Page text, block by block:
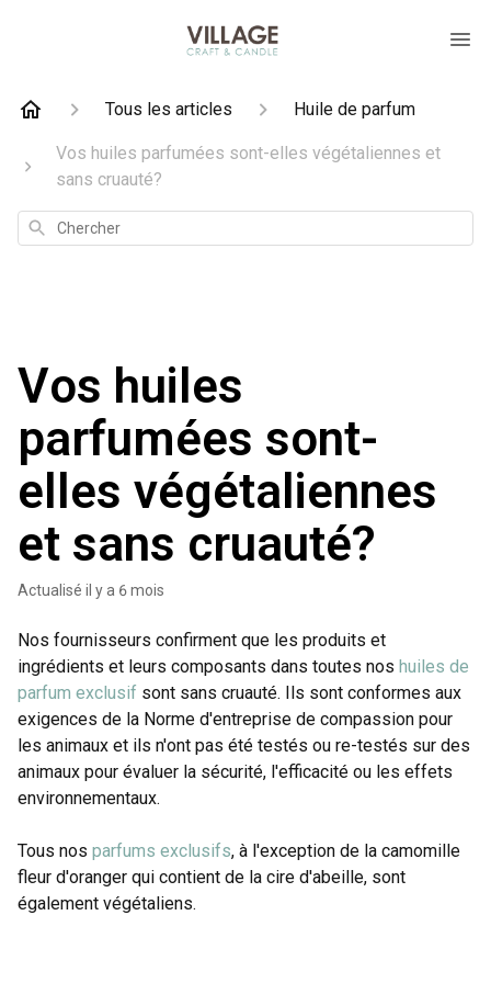
Tous les articles Huile de parfum
Vos huiles parfumées sont-elles végétaliennes et
sans cruauté?
Chercher
Vos huiles
parfumées sont-
elles végétaliennes
et sans cruauté?
Actualisé il y a 6 mois
Nos fournisseurs confirment que les produits et
ingrédients et leurs composants dans toutes nos huiles de
parfum exclusif sont sans cruauté. Ils sont conformes aux
exigences de la Norme d'entreprise de compassion pour
les animaux et ils n'ont pas été testés ou re-testés sur des
animaux pour évaluer la sécurité, l'efficacité ou les effets
environnementaux.
Tous nos parfums exclusifs, à l'exception de la camomille
fleur d'oranger qui contient de la cire d'abeille, sont
également végétaliens.